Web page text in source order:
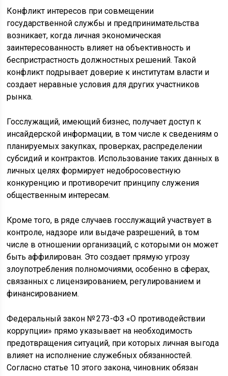
Конфликт интересов при совмещении
государственной службы и предпринимательства
возникает, когда личная экономическая
заинтересованность влияет на объективность и
беспристрастность должностных решений. Такой
конфликт подрывает доверие к институтам власти и
создает неравные условия для других участников
рынка.
Госслужащий, имеющий бизнес, получает доступ к
инсайдерской информации, в том числе к сведениям о
планируемых закупках, проверках, распределении
субсидий и контрактов. Использование таких данных в
личных целях формирует недобросовестную
конкуренцию и противоречит принципу служения
общественным интересам.
Кроме того, в ряде случаев госслужащий участвует в
контроле, надзоре или выдаче разрешений, в том
числе в отношении организаций, с которыми он может
быть аффилирован. Это создает прямую угрозу
злоупотребления полномочиями, особенно в сферах,
связанных с лицензированием, регулированием и
финансированием.
Федеральный закон № 273-ФЗ «О противодействии
коррупции» прямо указывает на необходимость
предотвращения ситуаций, при которых личная выгода
влияет на исполнение служебных обязанностей.
Согласно статье 10 этого закона, чиновник обязан